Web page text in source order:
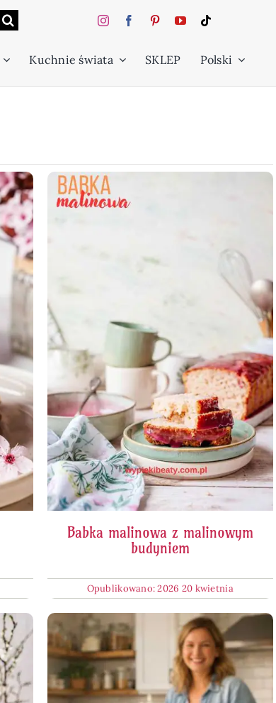
Kuchnie świata SKLEP Polski
Babka malinowa z malinowym
budyniem
Opublikowano: 2026 20 kwietnia